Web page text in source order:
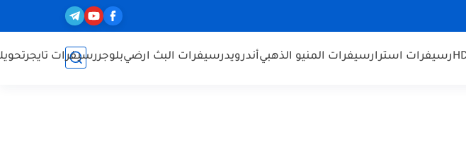
رسيفرات استرارسيفرات المنيو الذهبيأندرويدرسيفرات البث ارضيبلوجررسيفرات تايجر